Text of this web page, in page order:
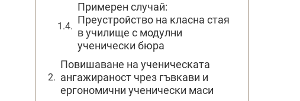
Примерен случай:
Преустройство на класна стая
в училище с модулни
ученически бюра
Повишаване на ученическата
ангажираност чрез гъвкави и
ергономични ученически маси